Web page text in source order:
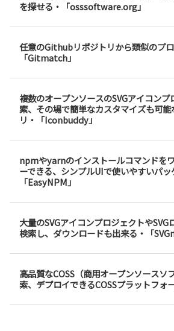
を探せる・「osssoftware.org」
任意のGithubリポジトリから類似のプ
「Gitmatch」
複数のオープンソースのSVGアイコン
索、その場で簡単なカスタマイズも可
リ・「Iconbuddy」
npmやyarnのインストールコマンドを
ーできる、シンプルUIで使いやすいパッ
「EasyNPM」
大量のSVGアイコンプロジェクトやSVG
検索し、ダウンロードも出来る・「
高品質なCOSS（商用オープンソースソ
索、デプロイできるCOSSプラットフォ